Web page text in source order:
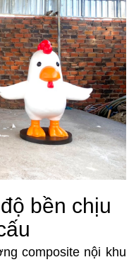
bền chịu
composite nội khu